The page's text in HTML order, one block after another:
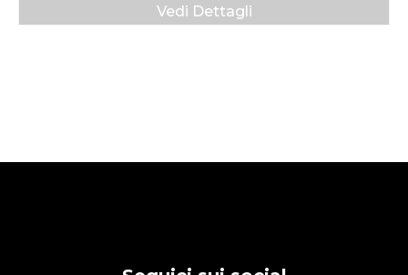
Vedi Dettagli